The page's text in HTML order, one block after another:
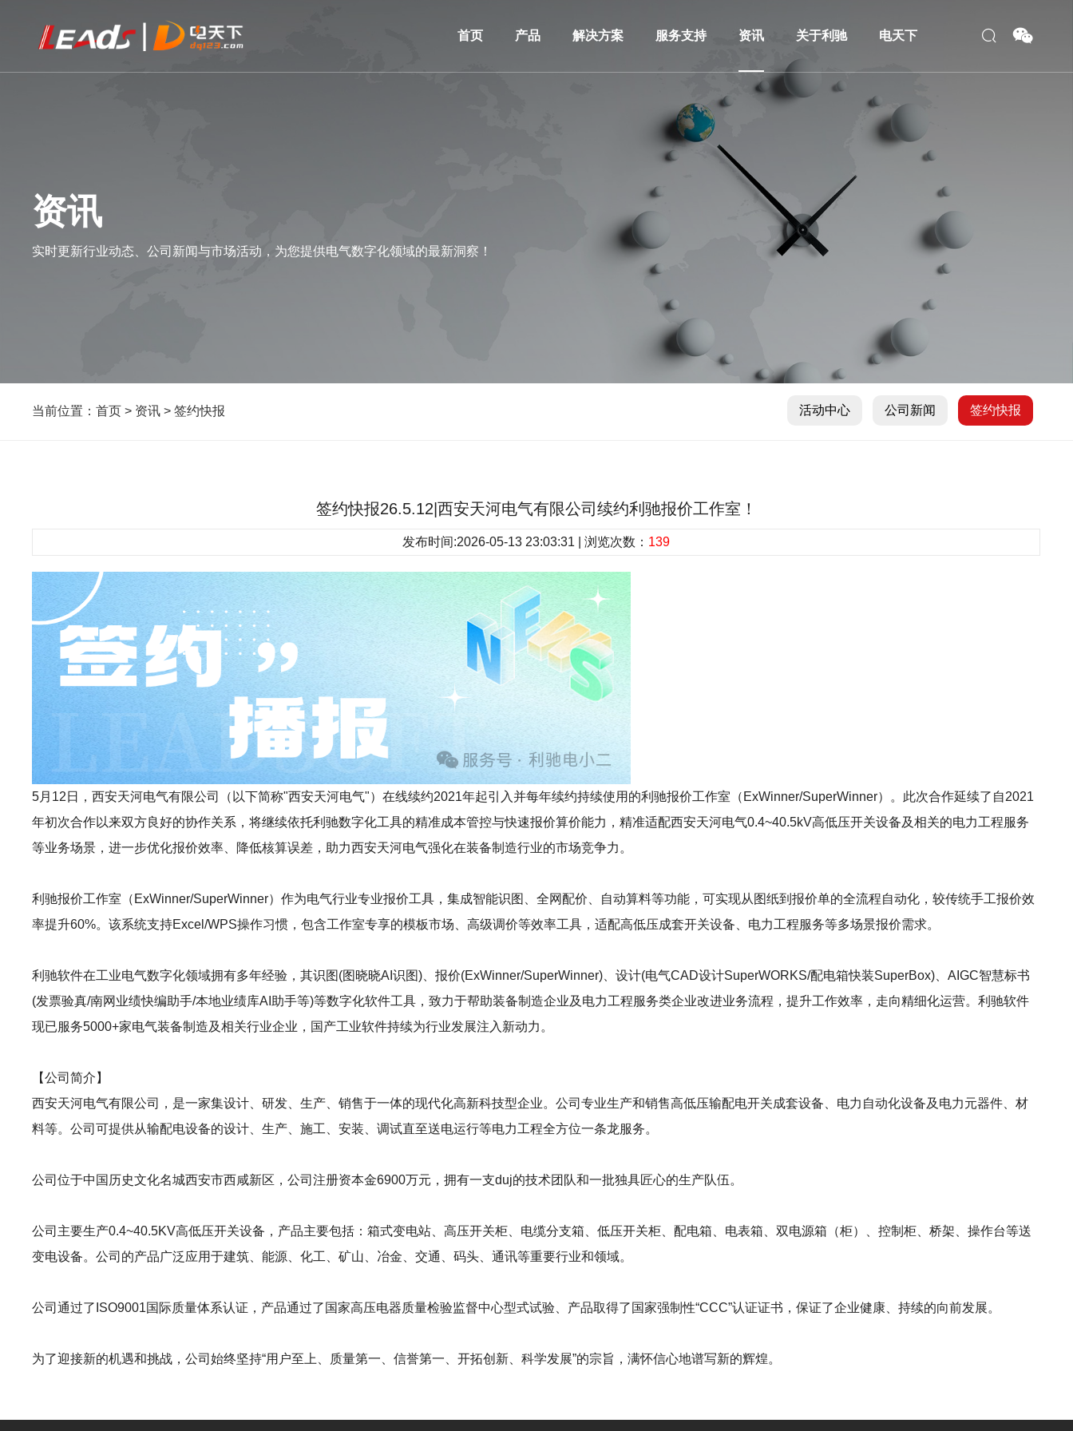
首页 产品 解决方案 服务支持 资讯 关于利驰 电天下
资讯
实时更新行业动态、公司新闻与市场活动，为您提供电气数字化领域的最新洞察！
当前位置：首页 > 资讯 >签约快报 活动中心 公司新闻 签约快报
签约快报26.5.12|西安天河电气有限公司续约利驰报价工作室！
发布时间:2026-05-13 23:03:31 | 浏览次数： 139
5月12日，西安天河电气有限公司（以下简称"西安天河电气"）在线续约2021年起引入并每年续约持续使用的利驰报价工作室（ExWinner/SuperWinner）。此次合作延续了自2021
年初次合作以来双方良好的协作关系，将继续依托利驰数字化工具的精准成本管控与快速报价算价能力，精准适配西安天河电气0.4~40.5kV高低压开关设备及相关的电力工程服务
等业务场景，进一步优化报价效率、降低核算误差，助力西安天河电气强化在装备制造行业的市场竞争力。
利驰报价工作室（ExWinner/SuperWinner）作为电气行业专业报价工具，集成智能识图、全网配价、自动算料等功能，可实现从图纸到报价单的全流程自动化，较传统手工报价效
率提升60%。该系统支持Excel/WPS操作习惯，包含工作室专享的模板市场、高级调价等效率工具，适配高低压成套开关设备、电力工程服务等多场景报价需求。
利驰软件在工业电气数字化领域拥有多年经验，其识图(图晓晓AI识图)、报价(ExWinner/SuperWinner)、设计(电气CAD设计SuperWORKS/配电箱快装SuperBox)、AIGC智慧标书
(发票验真/南网业绩快编助手/本地业绩库AI助手等)等数字化软件工具，致力于帮助装备制造企业及电力工程服务类企业改进业务流程，提升工作效率，走向精细化运营。利驰软件
现已服务5000+家电气装备制造及相关行业企业，国产工业软件持续为行业发展注入新动力。
【公司简介】
西安天河电气有限公司，是一家集设计、研发、生产、销售于一体的现代化高新科技型企业。公司专业生产和销售高低压输配电开关成套设备、电力自动化设备及电力元器件、材
料等。公司可提供从输配电设备的设计、生产、施工、安装、调试直至送电运行等电力工程全方位一条龙服务。
公司位于中国历史文化名城西安市西咸新区，公司注册资本金6900万元，拥有一支duj的技术团队和一批独具匠心的生产队伍。
公司主要生产0.4~40.5KV高低压开关设备，产品主要包括：箱式变电站、高压开关柜、电缆分支箱、低压开关柜、配电箱、电表箱、双电源箱（柜）、控制柜、桥架、操作台等送
变电设备。公司的产品广泛应用于建筑、能源、化工、矿山、冶金、交通、码头、通讯等重要行业和领域。
公司通过了ISO9001国际质量体系认证，产品通过了国家高压电器质量检验监督中心型式试验、产品取得了国家强制性“CCC”认证证书，保证了企业健康、持续的向前发展。
为了迎接新的机遇和挑战，公司始终坚持“用户至上、质量第一、信誉第一、开拓创新、科学发展”的宗旨，满怀信心地谱写新的辉煌。